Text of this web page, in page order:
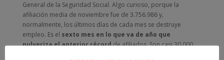
General de la Seguridad Social. Algo curioso, porque la
afiliación media de noviembre fue de 3.756.986 y,
normalmente, los últimos días de cada mes se destruye
empleo. Es el sexto mes en lo que va de año que
pulveriza el anterior récordde afiliados. Son casi 30.000